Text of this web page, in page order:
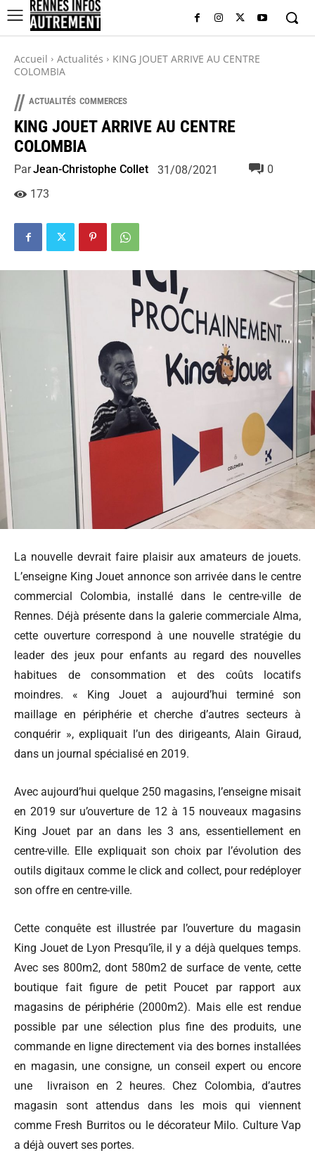
Accueil Actualités
KING JOUET ARRIVE AU CENTRE
COLOMBIA
// ACTUALITÉS COMMERCES
KING JOUET ARRIVE AU CENTRE
COLOMBIA
ParJean-Christophe Collet 31/08/2021
0
173
La nouvelle devrait faire plaisir aux amateurs de jouets.
L’enseigne King Jouet annonce son arrivée dans le centre
commercial Colombia, installé dans le centre-ville de
Rennes. Déjà présente dans la galerie commerciale Alma,
cette ouverture correspond à une nouvelle stratégie du
leader des jeux pour enfants au regard des nouvelles
habitues de consommation et des coûts locatifs
moindres. « King Jouet a aujourd’hui terminé son
maillage en périphérie et cherche d’autres secteurs à
conquérir », expliquait l’un des dirigeants, Alain Giraud,
dans un journal spécialisé en 2019.
Avec aujourd’hui quelque 250 magasins, l’enseigne misait
en 2019 sur u’ouverture de 12 à 15 nouveaux magasins
King Jouet par an dans les 3 ans, essentiellement en
centre-ville. Elle expliquait son choix par l’évolution des
outils digitaux comme le click and collect, pour redéployer
son offre en centre-ville.
Cette conquête est illustrée par l’ouverture du magasin
King Jouet de Lyon Presqu’île, il y a déjà quelques temps.
Avec ses 800m2, dont 580m2 de surface de vente, cette
boutique fait figure de petit Poucet par rapport aux
magasins de périphérie (2000m2). Mais elle est rendue
possible par une sélection plus fine des produits, une
commande en ligne directement via des bornes installées
en magasin, une consigne, un conseil expert ou encore
une
livraison en 2 heures. Chez Colombia, d’autres
magasin sont attendus dans les mois qui viennent
comme Fresh Burritos ou le décorateur Milo. Culture Vap
a déjà ouvert ses portes.